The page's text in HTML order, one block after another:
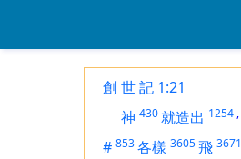
創 世 記 1:21
神 430就造出 1254 ,
# 853各樣 3605飛 3671